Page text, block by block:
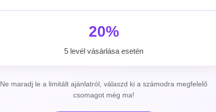
20%
5 levél vásárlása esetén
Ne maradj le a limitált ajánlatról, válaszd ki a számodra megfelelő
csomagot még ma!